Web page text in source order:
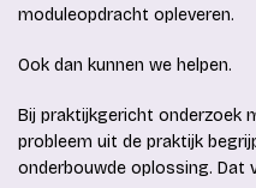
moduleopdracht opleveren.
Ook dan kunnen we helpen.
Bij praktijkgericht onderzoek
probleem uit de praktijk
onderbouwde oplossing. Dat